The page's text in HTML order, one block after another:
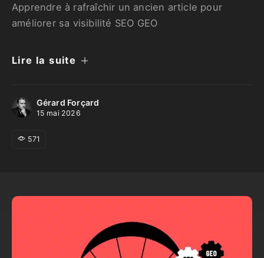
Apprendre à rafraîchir un ancien article pour
améliorer sa visibilité SEO GEO
Lire la suite
Gérard Forçard
15 mai 2026
571